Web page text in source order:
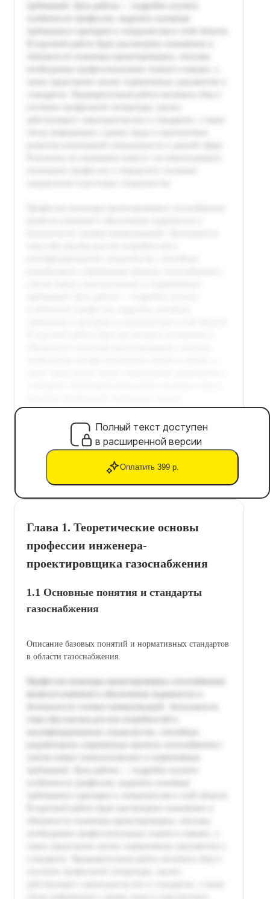
Полный текст доступен
в расширенной версии
Оплатить 399 р.
Глава 1. Теоретические основы
профессии инженера-
проектировщика газоснабжения
1.1 Основные понятия и стандарты
газоснабжения
Описание базовых понятий и нормативных стандартов
в области газоснабжения.